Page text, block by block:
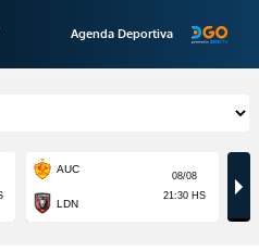
Agenda Deportiva